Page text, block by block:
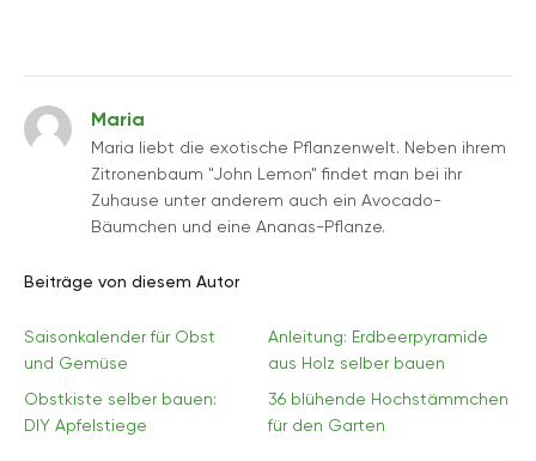
Maria
Maria liebt die exotische Pflanzenwelt. Neben ihrem
Zitronenbaum "John Lemon" findet man bei ihr
Zuhause unter anderem auch ein Avocado-
Bäumchen und eine Ananas-Pflanze.
Beiträge von diesem Autor
Saisonkalender für Obst
und Gemüse
Anleitung: Erdbeerpyramide
aus Holz selber bauen
Obstkiste selber bauen:
DIY Apfelstiege
36 blühende Hochstämmchen
für den Garten